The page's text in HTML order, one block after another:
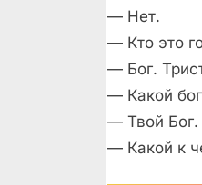
— Нет.
— Кто это
— Бог.
— Какой
— Твой Бог.
— Какой к